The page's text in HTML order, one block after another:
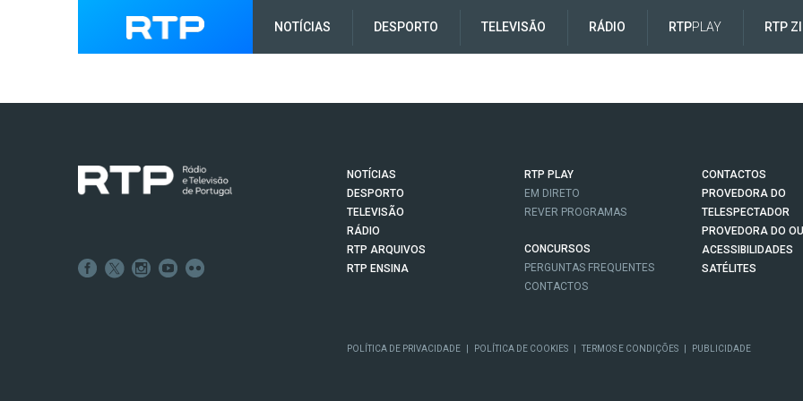
NOTÍCIAS DESPORTO TELEVISÃO RÁDIO RTPPLAY RTP
NOTÍCIAS
DESPORTO
TELEVISÃO
RÁDIO
RTP ARQUIVOS
RTP ENSINA
RTP PLAY
EM DIRETO
REVER PROGRAMAS
CONCURSOS
PERGUNTAS FREQUENTES
CONTACTOS
CONTACTOS
PROVEDORA DO
TELESPECTADOR
PROVEDORA DO
ACESSIBILIDADES
SATÉLITES
POLÍTICA DE PRIVACIDADE POLÍTICA DE COOKIES TERMOS E CONDIÇÕES PUBLICIDADE